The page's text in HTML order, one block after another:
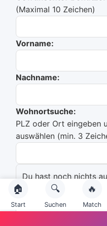
(Maximal 10 Zeichen)
Vorname:
Nachname:
Wohnortsuche:
PLZ oder Ort eingeben
auswählen (min. 3
Du hast noch nichts
Emailadresse:
🏠
Start
🔍
Suchen
🔥
Match